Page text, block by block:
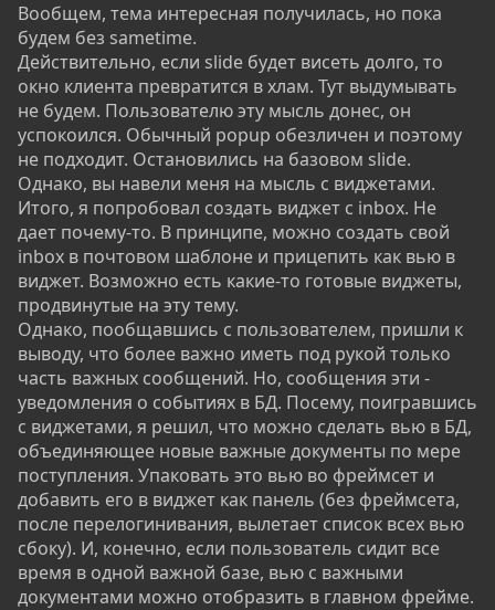
Вообщем, тема интересная получилась, но пока
будем без sametime.
Действительно, если slide будет висеть долго, то
окно клиента превратится в хлам. Тут выдумывать
не будем. Пользователю эту мысль донес, он
успокоился. Обычный popup обезличен и поэтому
не подходит. Остановились на базовом slide.
Однако, вы навели меня на мысль с виджетами.
Итого, я попробовал создать виджет с inbox. Не
дает почему-то. В принципе, можно создать свой
inbox в почтовом шаблоне и прицепить как вью в
виджет. Возможно есть какие-то готовые виджеты,
продвинутые на эту тему.
Однако, пообщавшись с пользователем, пришли к
выводу, что более важно иметь под рукой только
часть важных сообщений. Но, сообщения эти -
уведомления о событиях в БД. Посему, поигравшись
с виджетами, я решил, что можно сделать вью в БД,
объединяющее новые важные документы по мере
поступления. Упаковать это вью во фреймсет и
добавить его в виджет как панель (без фреймсета,
после перелогинивания, вылетает список всех вью
сбоку). И, конечно, если пользователь сидит все
время в одной важной базе, вью с важными
документами можно отобразить в главном фрейме.